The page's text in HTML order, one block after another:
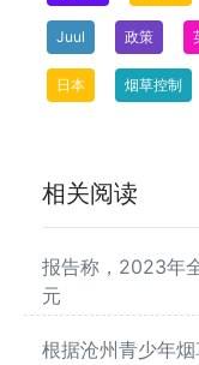
Juul 政策
日本 烟草控制
相关阅读
报告称，2023年
元
根据沧州青少年